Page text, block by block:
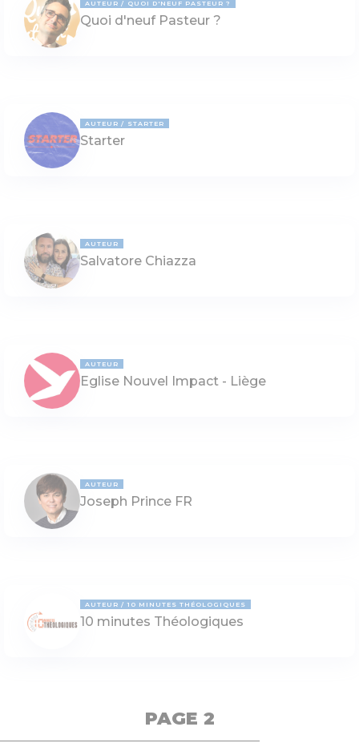
AUTEUR QUOI D'NEUF PASTEUR ?
Quoi d'neuf Pasteur ?
AUTEUR STARTER
Starter
AUTEUR
Salvatore Chiazza
AUTEUR
Eglise Nouvel Impact - Liège
AUTEUR
Joseph Prince FR
AUTEUR 10 MINUTES THÉOLOGIQUES
10 minutes Théologiques
PAGE 2